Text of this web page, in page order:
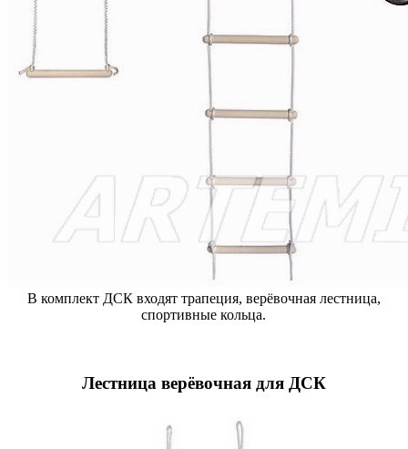
В комплект ДСК входят трапеция, верёвочная лестница,
спортивные кольца.
Лестница верёвочная для ДСК